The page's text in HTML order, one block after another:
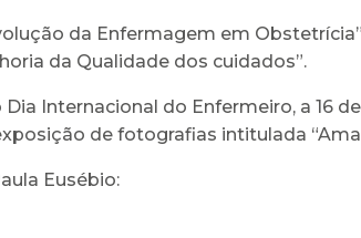
da Enfermagem em
da Qualidade dos cuidados”.
Internacional do Enfermeiro, a 16
de fotografias intitulada
Eusébio: